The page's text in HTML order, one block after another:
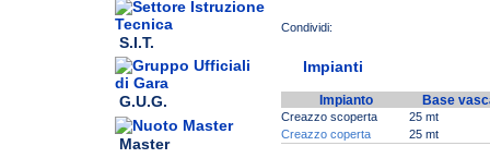
S.I.T.
G.U.G.
Master
Impianti
Impianto Base
Creazzo scoperta
25 mt
Creazzo coperta
25 mt